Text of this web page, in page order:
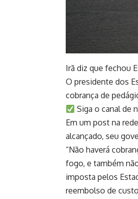
Irã diz que fechou
O presidente dos
cobrança de
Siga o canal de
Em um post na
alcançado, seu
“Não haverá
fogo, e também
imposta pelos
reembolso de